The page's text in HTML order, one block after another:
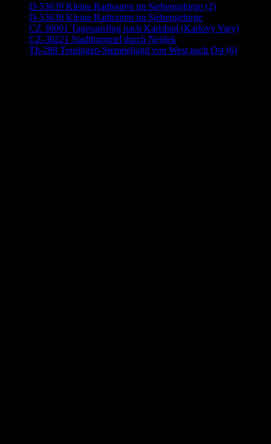
D-53639 Kleine Radtouren im Siebengebirge (2)
D-53639 Kleine Radtouren im Siebengebirge
CZ 36001 Tagesausflug nach Karlsbad (Karlovy Vary)
CZ-36221 Stadtbummel durch Nejdek
Th-288 Touringen-Stempeljagd von West nach Ost (6)